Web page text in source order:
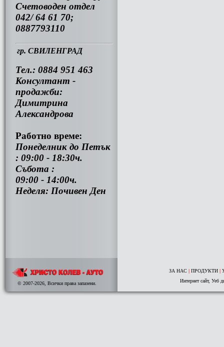
Счетоводен отдел
042/ 64 61 70;
0887793110
гр. СВИЛЕНГРАД
Тел.: 0884 951 463
Консултант -
продажби:
Димитрина
Александрова
Работно време:
Понеделник до Петък
: 09:00 - 18:30ч.
Събота :
09:00 - 14:00ч.
Неделя: Почивен Ден
© 2007-2026, Всички права запазени.
ЗА НАС | ПРОДУКТИ |
Интернет сайт, Уеб